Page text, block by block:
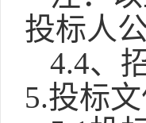
投标人公
4.4、
5.投标